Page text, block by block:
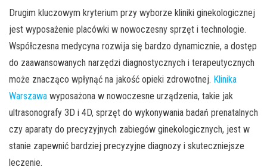
Drugim kluczowym kryterium przy wyborze kliniki ginekologicznej
jest wyposażenie placówki w nowoczesny sprzęt i technologie.
Współczesna medycyna rozwija się bardzo dynamicznie, a dostęp
do zaawansowanych narzędzi diagnostycznych i terapeutycznych
może znacząco wpłynąć na jakość opieki zdrowotnej. Klinika
Warszawa wyposażona w nowoczesne urządzenia, takie jak
ultrasonografy 3D i 4D, sprzęt do wykonywania badań prenatalnych
czy aparaty do precyzyjnych zabiegów ginekologicznych, jest w
stanie zapewnić bardziej precyzyjne diagnozy i skuteczniejsze
leczenie.